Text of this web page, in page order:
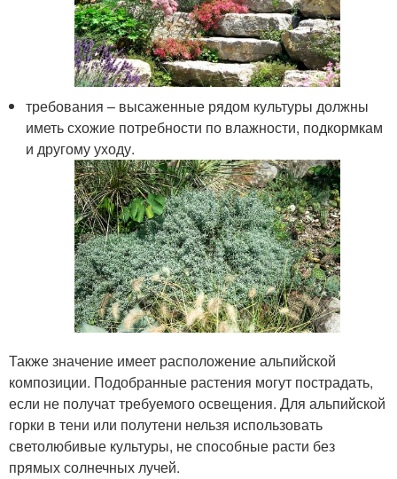
требования – высаженные рядом культуры должны
иметь схожие потребности по влажности, подкормкам
и другому уходу.
Также значение имеет расположение альпийской
композиции. Подобранные растения могут пострадать,
если не получат требуемого освещения. Для альпийской
горки в тени или полутени нельзя использовать
светолюбивые культуры, не способные расти без
прямых солнечных лучей.